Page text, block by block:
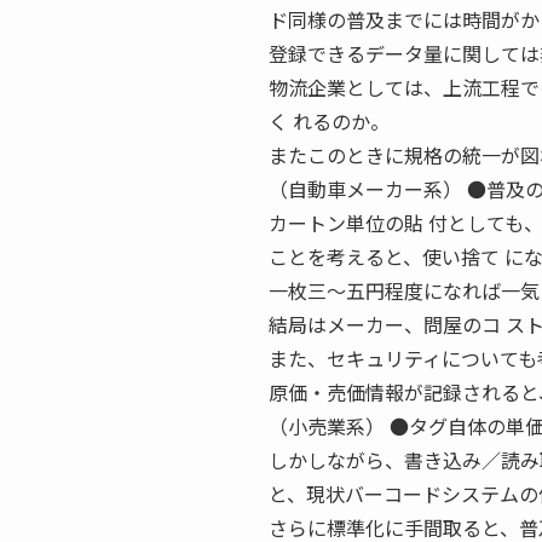
ド同様の普及までには時間が
登録できるデータ量に関して
物流企業としては、上流工程
く れるのか。
またこのときに規格の統一が
（自動車メーカー系） ●普及
カートン単位の貼 付としても
ことを考えると、使い捨て に
一枚三〜五円程度になれば一
結局はメーカー、問屋のコ ス
また、セキュリティについて
原価・売価情報が記録される
（小売業系） ●タグ自体の単
しかしながら、書き込み／読
と、現状バーコードシステム
さらに標準化に手間取ると、